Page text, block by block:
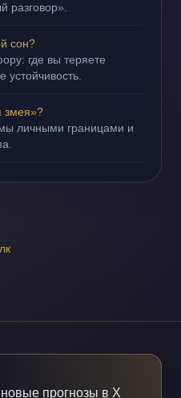
разговор».
сон?
где вы теряете
устойчивость.
змея»?
личными границами и
прогнозы в X